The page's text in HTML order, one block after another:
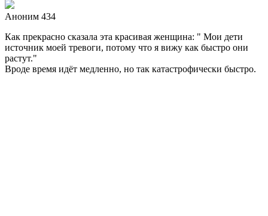
Аноним 434
Как прекрасно сказала эта красивая женщина: " Мои дети
источник моей тревоги, потому что я вижу как быстро они
растут."
Вроде время идёт медленно, но так катастрофически быстро.